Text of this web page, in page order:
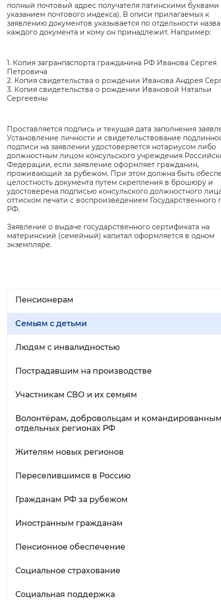
полный почтовый адрес получателя латинскими буквами
указанием почтового индекса). В описи прилагаемых к
заявлению документов указывается по отдельности
каждого документа и кому он принадлежит. Например:
1. Копия загранпаспорта гражданина РФ Иванова Сергея
Петровича
2. Копия свидетельства о рождении Иванова Андрея
3. Копия свидетельства о рождении Ивановой Натальи
Сергеевны
Проставляется подпись и текущая дата заполнения
Установление личности и свидетельствование
подписи на заявлении удостоверяется нотариусом либо
должностным лицом консульского учреждения
Федерации, если заявление оформляет гражданин,
проживающий за рубежом. При этом должна быть
целостность документа путем скрепления в брошюру и
удостоверена подписью консульского должностного
оттиском печати с воспроизведением Государственного
РФ.
Заявление о выдаче государственного сертификата на
материнский (семейный) капитал оформляется в одном
экземпляре.
Пенсионерам
Семьям с детьми
Людям с инвалидностью
Пострадавшим на производстве
Участникам СВО и их семьям
Волонтёрам, добровольцам и
отдельных регионах РФ
Жителям новых регионов
Переселившимся в Россию
Гражданам РФ за рубежом
Иностранным гражданам
Пенсионное обеспечение
Социальное страхование
Социальная поддержка